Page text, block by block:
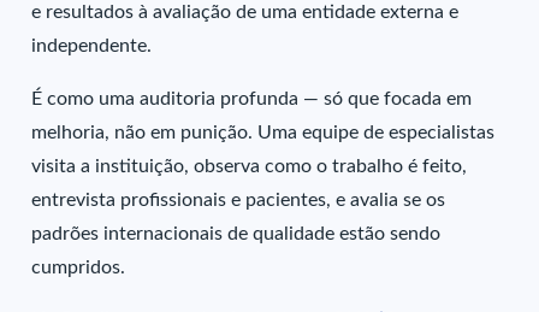
e resultados à avaliação de uma entidade externa e
independente.
É como uma auditoria profunda — só que focada em
melhoria, não em punição. Uma equipe de especialistas
visita a instituição, observa como o trabalho é feito,
entrevista profissionais e pacientes, e avalia se os
padrões internacionais de qualidade estão sendo
cumpridos.